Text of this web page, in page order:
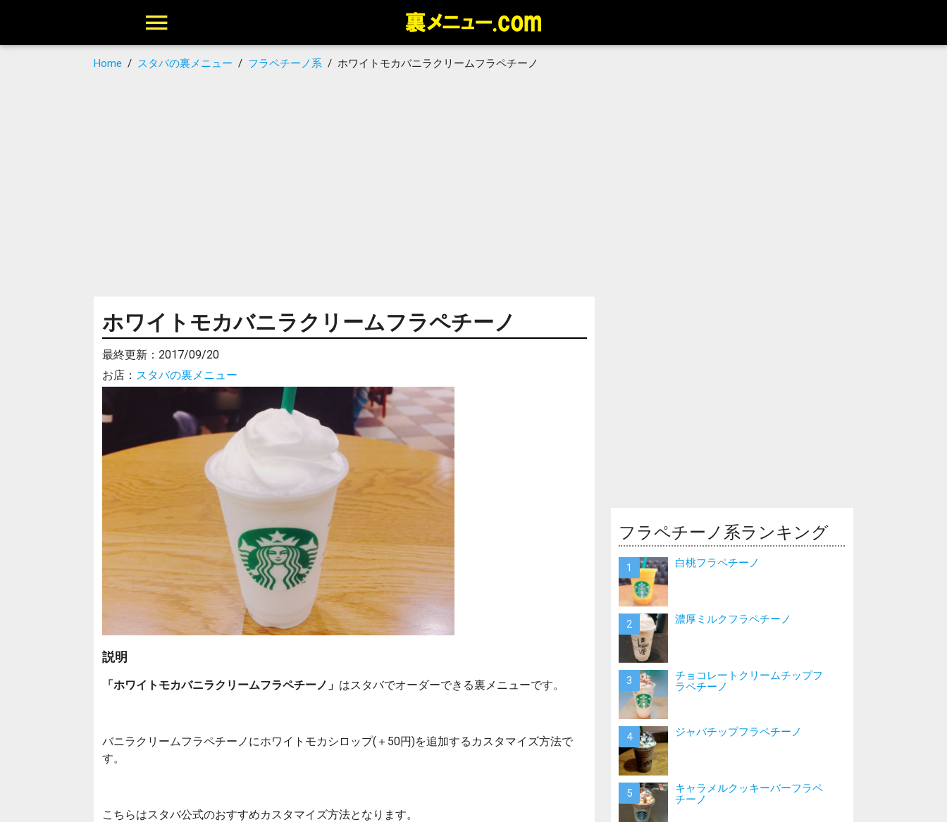
Home / スタバの裏メニュー / フラペチーノ系 /ホワイトモカバニラクリームフラペチーノ
ホワイトモカバニラクリームフラペチーノ
最終更新： 2017/09/20
お店： スタバの裏メニュー
説明
「ホワイトモカバニラクリームフラペチーノ」 はスタバでオーダーできる裏メニューです。
バニラクリームフラペチーノにホワイトモカシロップ(＋50円)を追加するカスタマイズ方法で
す。
こちらはスタバ公式のおすすめカスタマイズ方法となります。
フラペチーノ系ランキング
白桃フラペチーノ
濃厚ミルクフラペチーノ
チョコレートクリームチップフ
ラペチーノ
ジャバチップフラペチーノ
キャラメルクッキーバーフラペ
チーノ